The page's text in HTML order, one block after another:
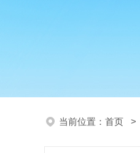
当前位置： 首页 >